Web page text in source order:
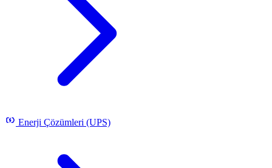
Enerji Çözümleri (UPS)